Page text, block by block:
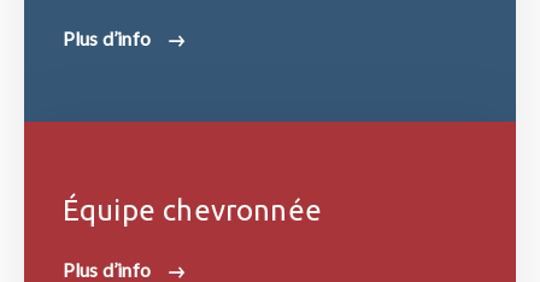
Plus d’info
Équipe chevronnée
Plus d’info